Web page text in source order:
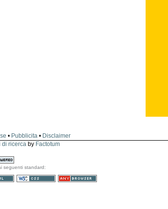
• Pubblicita • Disclaimer
di ricerca by Factotum
seguenti standard: